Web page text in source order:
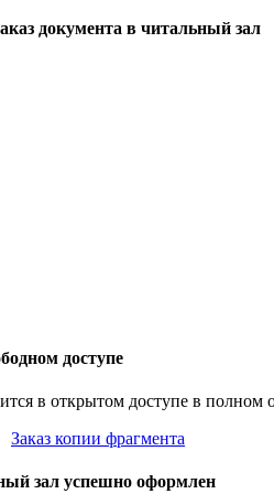
документа в читальный зал
доступе
в открытом доступе в
Заказ копии фрагмента
зал успешно оформлен